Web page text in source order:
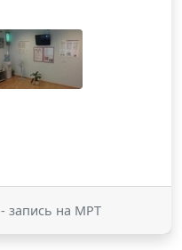
- запись на МРТ